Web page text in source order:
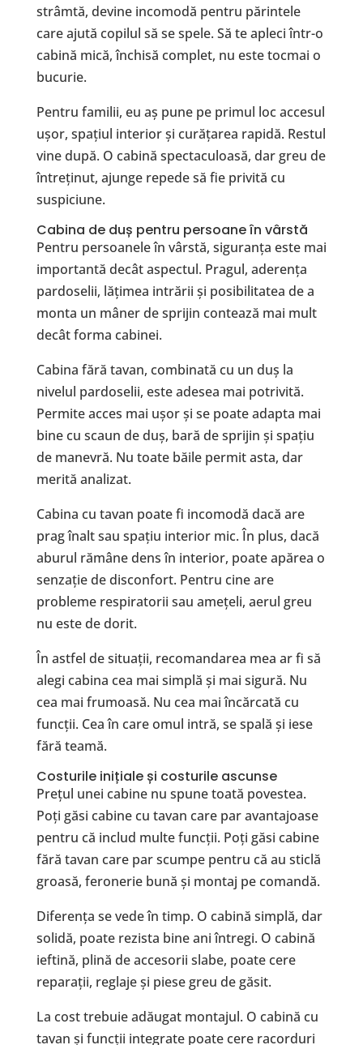
strâmtă, devine incomodă pentru părintele
care ajută copilul să se spele. Să te apleci într-o
cabină mică, închisă complet, nu este tocmai o
bucurie.
Pentru familii, eu aș pune pe primul loc accesul
ușor, spațiul interior și curățarea rapidă. Restul
vine după. O cabină spectaculoasă, dar greu de
întreținut, ajunge repede să fie privită cu
suspiciune.
Cabina de duș pentru persoane în vârstă
Pentru persoanele în vârstă, siguranța este mai
importantă decât aspectul. Pragul, aderența
pardoselii, lățimea intrării și posibilitatea de a
monta un mâner de sprijin contează mai mult
decât forma cabinei.
Cabina fără tavan, combinată cu un duș la
nivelul pardoselii, este adesea mai potrivită.
Permite acces mai ușor și se poate adapta mai
bine cu scaun de duș, bară de sprijin și spațiu
de manevră. Nu toate băile permit asta, dar
merită analizat.
Cabina cu tavan poate fi incomodă dacă are
prag înalt sau spațiu interior mic. În plus, dacă
aburul rămâne dens în interior, poate apărea o
senzație de disconfort. Pentru cine are
probleme respiratorii sau amețeli, aerul greu
nu este de dorit.
În astfel de situații, recomandarea mea ar fi să
alegi cabina cea mai simplă și mai sigură. Nu
cea mai frumoasă. Nu cea mai încărcată cu
funcții. Cea în care omul intră, se spală și iese
fără teamă.
Costurile inițiale și costurile ascunse
Prețul unei cabine nu spune toată povestea.
Poți găsi cabine cu tavan care par avantajoase
pentru că includ multe funcții. Poți găsi cabine
fără tavan care par scumpe pentru că au sticlă
groasă, feronerie bună și montaj pe comandă.
Diferența se vede în timp. O cabină simplă, dar
solidă, poate rezista bine ani întregi. O cabină
ieftină, plină de accesorii slabe, poate cere
reparații, reglaje și piese greu de găsit.
La cost trebuie adăugat montajul. O cabină cu
tavan și funcții integrate poate cere racorduri